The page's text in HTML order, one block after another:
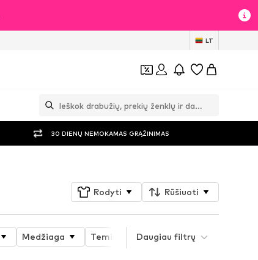
LT
30 DIENŲ NEMOKAMAS GRĄŽINIMAS
Rodyti Rūšiuoti
Medžiaga Teminiai pasauliai Detalės
Daugiau filtrų